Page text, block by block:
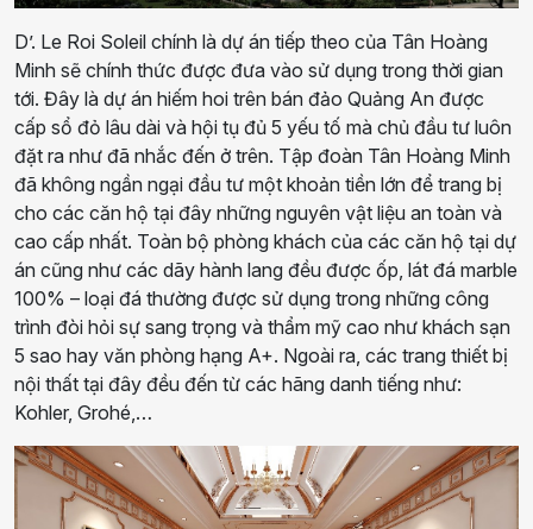
D’. Le Roi Soleil chính là dự án tiếp theo của Tân Hoàng
Minh sẽ chính thức được đưa vào sử dụng trong thời gian
tới. Đây là dự án hiếm hoi trên bán đảo Quảng An được
cấp sổ đỏ lâu dài và hội tụ đủ 5 yếu tố mà chủ đầu tư luôn
đặt ra như đã nhắc đến ở trên. Tập đoàn Tân Hoàng Minh
đã không ngần ngại đầu tư một khoản tiền lớn để trang bị
cho các căn hộ tại đây những nguyên vật liệu an toàn và
cao cấp nhất. Toàn bộ phòng khách của các căn hộ tại dự
án cũng như các dãy hành lang đều được ốp, lát đá marble
100% – loại đá thường được sử dụng trong những công
trình đòi hỏi sự sang trọng và thẩm mỹ cao như khách sạn
5 sao hay văn phòng hạng A+. Ngoài ra, các trang thiết bị
nội thất tại đây đều đến từ các hãng danh tiếng như:
Kohler, Grohé,…